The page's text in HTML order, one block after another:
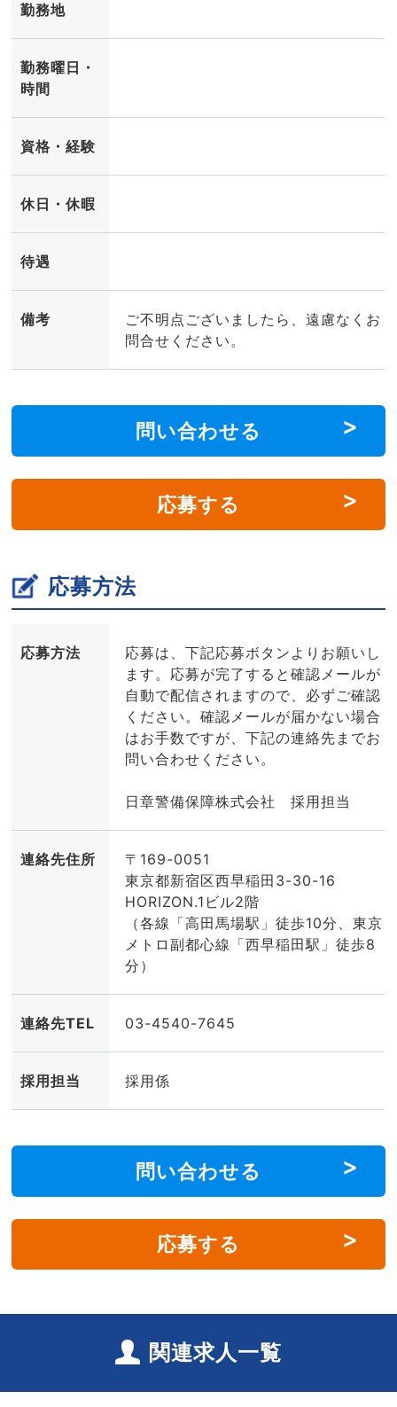
勤務地
勤務曜日・
時間
資格・経験
休日・休暇
待遇
備考
ご不明点ございましたら、遠慮なくお
問合せください。
問い合わせる
応募する
応募方法
応募方法
応募は、下記応募ボタンよりお願いし
ます。応募が完了すると確認メールが
自動で配信されますので、必ずご確認
ください。確認メールが届かない場合
はお手数ですが、下記の連絡先までお
問い合わせください。
日章警備保障株式会社 採用担当
連絡先住所
〒169-0051
東京都新宿区西早稲田3-30-16
HORIZON.1ビル2階
（各線「高田馬場駅」徒歩10分、東京
メトロ副都心線「西早稲田駅」徒歩8
分）
連絡先TEL 03-4540-7645
採用担当 採用係
問い合わせる
応募する
関連求人一覧